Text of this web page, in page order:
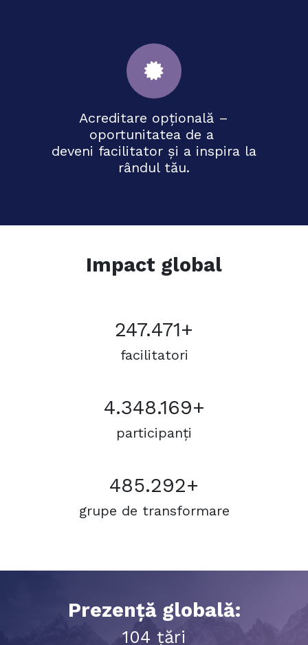
Acreditare opțională –
oportunitatea de a
deveni facilitator și a inspira la
rândul tău.
Impact global
247.471+
facilitatori
4.348.169+
participanți
485.292+
grupe de transformare
Prezență globală:
104 țări